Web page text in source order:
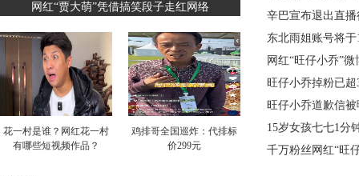
网红“贾大萌”凭借搞笑段子走红网络
花一村是谁？网红花一村
有哪些短视频作品？
鸡排哥全国巡炸：代排标
价299元
辛巴宣布退出直
东北雨姐账号将
网红“旺仔小乔”
旺仔小乔掉粉已
旺仔小乔道歉信
15岁女孩七七1分
千万粉丝网红“旺